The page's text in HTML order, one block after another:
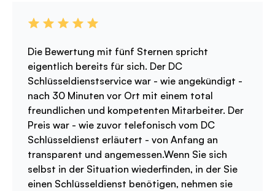
Die Bewertung mit fünf Sternen spricht
eigentlich bereits für sich. Der DC
Schlüsseldienstservice war - wie angekündigt -
nach 30 Minuten vor Ort mit einem total
freundlichen und kompetenten Mitarbeiter. Der
Preis war - wie zuvor telefonisch vom DC
Schlüsseldienst erläutert - von Anfang an
transparent und angemessen.Wenn Sie sich
selbst in der Situation wiederfinden, in der Sie
einen Schlüsseldienst benötigen, nehmen sie